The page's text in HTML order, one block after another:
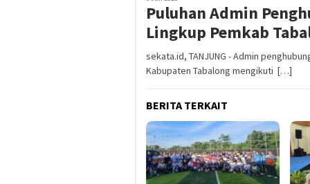
Puluhan Admin
Lingkup Pemkab
sekata.id, TANJUNG - Admin
Kabupaten Tabalong mengikuti […]
BERITA TERKAIT